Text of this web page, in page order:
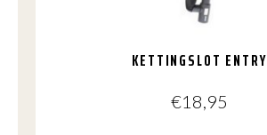
KETTINGSLOT ENTRY
€18,95